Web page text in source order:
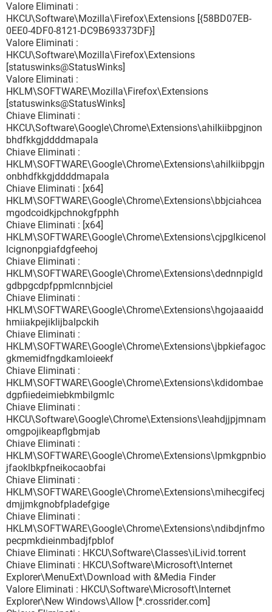
Valore Eliminati :
HKCU\Software\Mozilla\Firefox\Extensions [{58BD07EB-
0EE0-4DF0-8121-DC9B693373DF}]
Valore Eliminati :
HKCU\Software\Mozilla\Firefox\Extensions
[statuswinks@StatusWinks]
Valore Eliminati :
HKLM\SOFTWARE\Mozilla\Firefox\Extensions
[statuswinks@StatusWinks]
Chiave Eliminati :
HKCU\Software\Google\Chrome\Extensions\ahilkiibpgjnon
bhdfkkgjddddmapala
Chiave Eliminati :
HKLM\SOFTWARE\Google\Chrome\Extensions\ahilkiibpgjn
onbhdfkkgjddddmapala
Chiave Eliminati : [x64]
HKLM\SOFTWARE\Google\Chrome\Extensions\bbjciahcea
mgodcoidkjpchnokgfpphh
Chiave Eliminati : [x64]
HKLM\SOFTWARE\Google\Chrome\Extensions\cjpglkicenol
lcignonpgiafdgfeehoj
Chiave Eliminati :
HKLM\SOFTWARE\Google\Chrome\Extensions\dednnpigld
gdbpgcdpfppmlcnnbjciel
Chiave Eliminati :
HKLM\SOFTWARE\Google\Chrome\Extensions\hgojaaaidd
hmiiakpejiklijbalpckih
Chiave Eliminati :
HKLM\SOFTWARE\Google\Chrome\Extensions\jbpkiefagoc
gkmemidfngdkamloieekf
Chiave Eliminati :
HKLM\SOFTWARE\Google\Chrome\Extensions\kdidombae
dgpfiiedeimiebkmbilgmlc
Chiave Eliminati :
HKCU\Software\Google\Chrome\Extensions\leahdjjpjmnam
omgpojikeapflgbmjab
Chiave Eliminati :
HKLM\SOFTWARE\Google\Chrome\Extensions\lpmkgpnbio
jfaoklbkpfneikocaobfai
Chiave Eliminati :
HKLM\SOFTWARE\Google\Chrome\Extensions\mihecgifecj
dmjjmkgnobfpladefgige
Chiave Eliminati :
HKLM\SOFTWARE\Google\Chrome\Extensions\ndibdjnfmo
pecpmkdieinmbadjfpblof
Chiave Eliminati : HKCU\Software\Classes\iLivid.torrent
Chiave Eliminati : HKCU\Software\Microsoft\Internet
Explorer\MenuExt\Download with &Media Finder
Valore Eliminati : HKCU\Software\Microsoft\Internet
Explorer\New Windows\Allow [*.crossrider.com]